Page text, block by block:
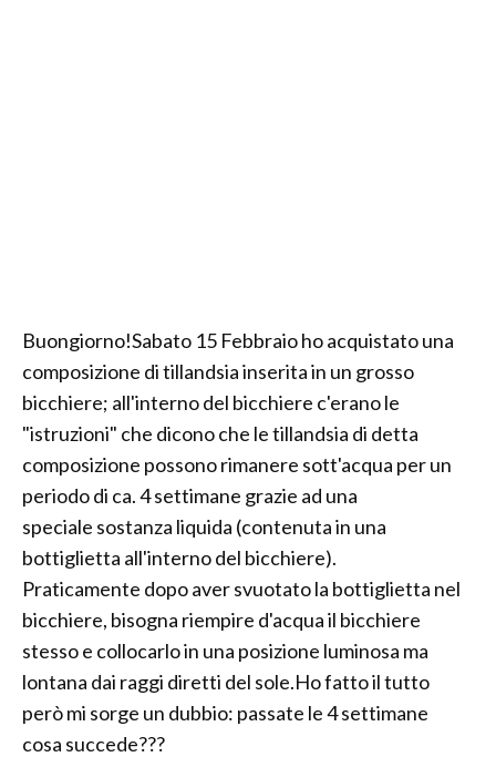
Buongiorno!Sabato 15 Febbraio ho acquistato una
composizione di tillandsia inserita in un grosso
bicchiere; all'interno del bicchiere c'erano le
"istruzioni" che dicono che le tillandsia di detta
composizione possono rimanere sott'acqua per un
periodo di ca. 4 settimane grazie ad una
speciale sostanza liquida (contenuta in una
bottiglietta all'interno del bicchiere).
Praticamente dopo aver svuotato la bottiglietta nel
bicchiere, bisogna riempire d'acqua il bicchiere
stesso e collocarlo in una posizione luminosa ma
lontana dai raggi diretti del sole.Ho fatto il tutto
però mi sorge un dubbio: passate le 4 settimane
cosa succede???